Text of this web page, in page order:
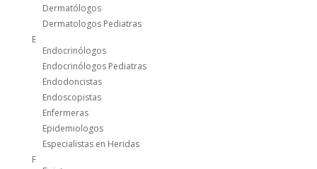
Dermatólogos
Dermatologos Pediatras
E
Endocrinólogos
Endocrinólogos Pediatras
Endodoncistas
Endoscopistas
Enfermeras
Epidemiologos
Especialistas en Heridas
F